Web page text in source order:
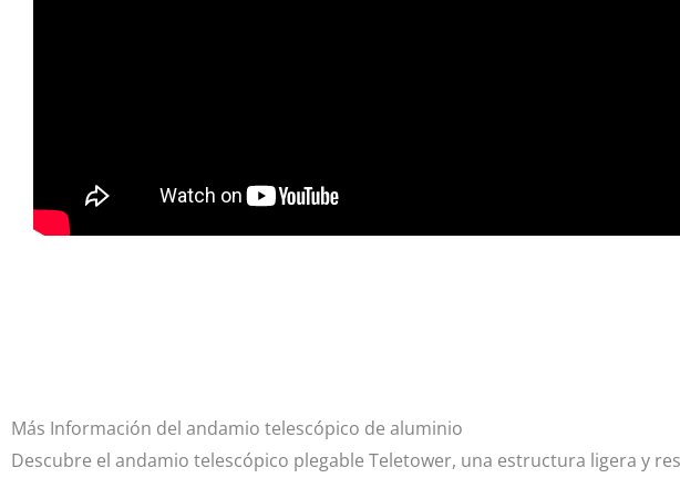
Más Información del andamio telescópico de aluminio
Descubre el andamio telescópico plegable Teletower, una estructura ligera y